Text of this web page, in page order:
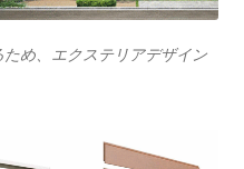
め、エクステリアデザイン